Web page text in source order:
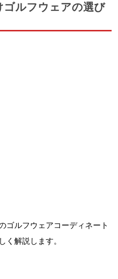
ゴルフウェアの選び
ゴルフウェアコーディネート
く解説します。